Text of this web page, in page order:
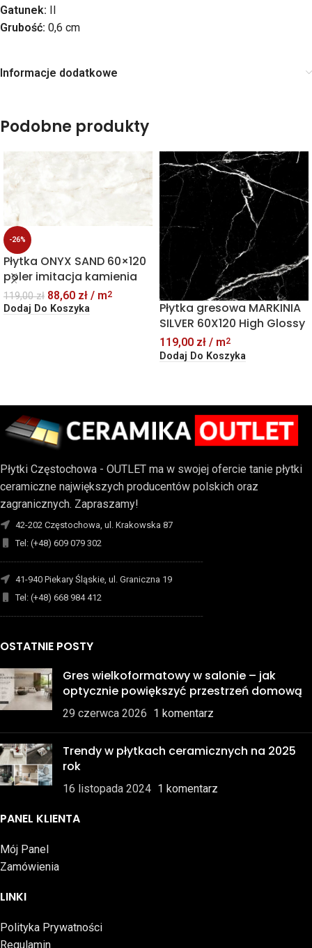
Gatunek: II
Grubość: 0,6 cm
Informacje dodatkowe
Podobne produkty
-26%
Płytka ONYX SAND 60×120
poler imitacja kamienia
119,00zł 88,60 zł / m2
Dodaj Do Koszyka
Płytka gresowa MARKINIA
SILVER 60X120 High Glossy
119,00 zł / m2
Dodaj Do Koszyka
Płytki Częstochowa - OUTLET ma w swojej ofercie tanie płytki
ceramiczne największych producentów polskich oraz
zagranicznych. Zapraszamy!
42-202 Częstochowa, ul. Krakowska 87
Tel: (+48) 609 079 302
-------------------------------------------------------------------------
41-940 Piekary Śląskie, ul. Graniczna 19
Tel: (+48) 668 984 412
-------------------------------------------------------------------------
OSTATNIE POSTY
Gres wielkoformatowy w salonie – jak
optycznie powiększyć przestrzeń domową
29 czerwca 2026 1 komentarz
Trendy w płytkach ceramicznych na 2025
rok
16 listopada 2024 1 komentarz
PANEL KLIENTA
Mój Panel
Zamówienia
LINKI
Polityka Prywatności
Regulamin